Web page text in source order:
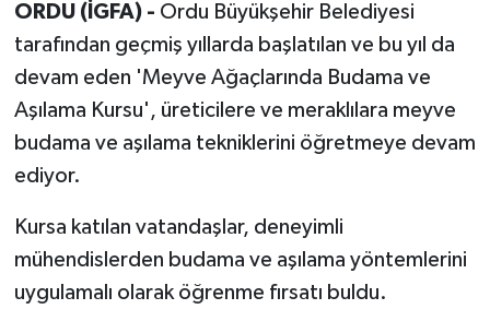
ORDU (İGFA) - Ordu Büyükşehir Belediyesi
tarafından geçmiş yıllarda başlatılan ve bu yıl da
devam eden 'Meyve Ağaçlarında Budama ve
Aşılama Kursu', üreticilere ve meraklılara meyve
budama ve aşılama tekniklerini öğretmeye devam
ediyor.
Kursa katılan vatandaşlar, deneyimli
mühendislerden budama ve aşılama yöntemlerini
uygulamalı olarak öğrenme fırsatı buldu.